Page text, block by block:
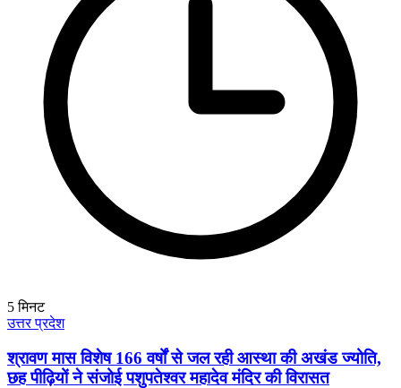
5मिनट
उत्तर प्रदेश
श्रावण मास विशेष 166 वर्षों से जल रही आस्था की अखंड ज्योति,
छह पीढ़ियों ने संजोई पशुपतेश्वर महादेव मंदिर की विरासत